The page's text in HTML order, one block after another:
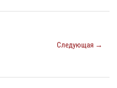
Следующая →